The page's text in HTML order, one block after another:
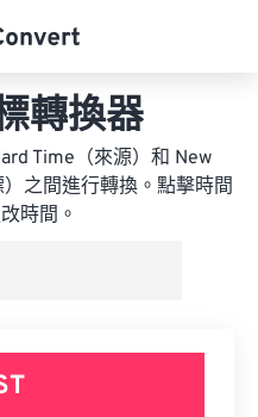
轉換器
Time（來源）和 New
之間進行轉換。點擊時間
時間。